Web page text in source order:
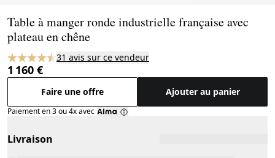
Table à manger ronde industrielle française avec
plateau en chêne
31 avis sur ce vendeur
1 160 €
Faire une offre Ajouter au panier
Paiement en 3 ou 4x avec
Livraison